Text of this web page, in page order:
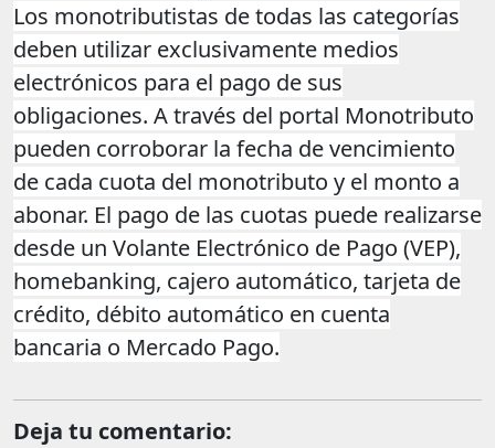
Los monotributistas de todas las categorías
deben utilizar exclusivamente medios
electrónicos para el pago de sus
obligaciones. A través del portal Monotributo
pueden corroborar la fecha de vencimiento
de cada cuota del monotributo y el monto a
abonar. El pago de las cuotas puede realizarse
desde un Volante Electrónico de Pago (VEP),
homebanking, cajero automático, tarjeta de
crédito, débito automático en cuenta
bancaria o Mercado Pago.
Deja tu comentario: